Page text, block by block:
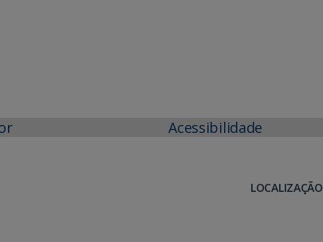
Acessibilidade
LOCALIZAÇÃO